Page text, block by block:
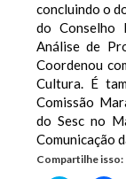
concluindo o
do Conselho
Análise de
Coordenou
Cultura. É
Comissão
do Sesc no
Comunicação
Compartilhe isso: